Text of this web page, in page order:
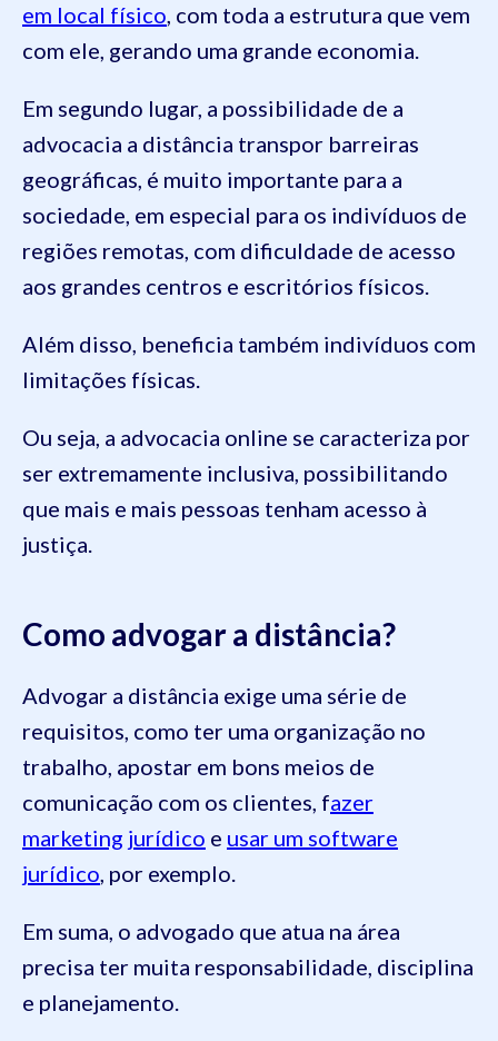
em local físico, com toda a estrutura que vem
com ele, gerando uma grande economia.
Em segundo lugar, a possibilidade de a
advocacia a distância transpor barreiras
geográficas, é muito importante para a
sociedade, em especial para os indivíduos de
regiões remotas, com dificuldade de acesso
aos grandes centros e escritórios físicos.
Além disso, beneficia também indivíduos com
limitações físicas.
Ou seja, a advocacia online se caracteriza por
ser extremamente inclusiva, possibilitando
que mais e mais pessoas tenham acesso à
justiça.
Como advogar a distância?
Advogar a distância exige uma série de
requisitos, como ter uma organização no
trabalho, apostar em bons meios de
comunicação com os clientes, fazer
marketing jurídico e usar um software
jurídico, por exemplo.
Em suma, o advogado que atua na área
precisa ter muita responsabilidade, disciplina
e planejamento.